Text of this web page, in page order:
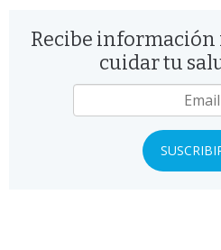
Recibe
cuidar tu